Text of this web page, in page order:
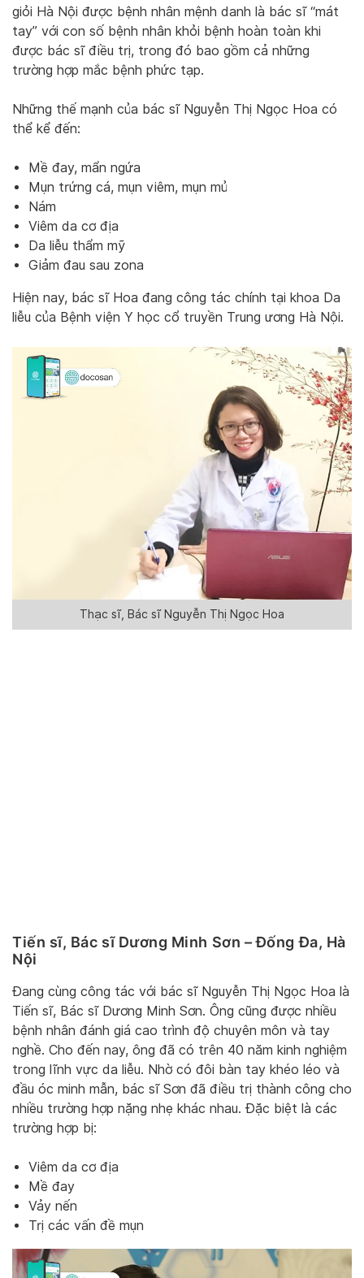
giỏi Hà Nội được bệnh nhân mệnh danh là bác sĩ “mát
tay” với con số bệnh nhân khỏi bệnh hoàn toàn khi
được bác sĩ điều trị, trong đó bao gồm cả những
trường hợp mắc bệnh phức tạp.
Những thế mạnh của bác sĩ Nguyễn Thị Ngọc Hoa có
thể kể đến:
Mề đay, mẩn ngứa
Mụn trứng cá, mụn viêm, mụn mủ
Nám
Viêm da cơ địa
Da liễu thẩm mỹ
Giảm đau sau zona
Hiện nay, bác sĩ Hoa đang công tác chính tại khoa Da
liễu của Bệnh viện Y học cổ truyền Trung ương Hà Nội.
Thạc sĩ, Bác sĩ Nguyễn Thị Ngọc Hoa
Tiến sĩ, Bác sĩ Dương Minh Sơn – Đống Đa, Hà
Nội
Đang cùng công tác với bác sĩ Nguyễn Thị Ngọc Hoa là
Tiến sĩ, Bác sĩ Dương Minh Sơn. Ông cũng được nhiều
bệnh nhân đánh giá cao trình độ chuyên môn và tay
nghề. Cho đến nay, ông đã có trên 40 năm kinh nghiệm
trong lĩnh vực da liễu. Nhờ có đôi bàn tay khéo léo và
đầu óc minh mẫn, bác sĩ Sơn đã điều trị thành công cho
nhiều trường hợp nặng nhẹ khác nhau. Đặc biệt là các
trường hợp bị:
Viêm da cơ địa
Mề đay
Vảy nến
Trị các vấn đề mụn